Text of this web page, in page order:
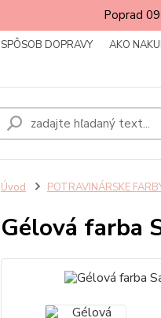
Poprad
SPÔSOB DOPRAVY AKO
Úvod POTRAVINÁRSKE
Gélová farba